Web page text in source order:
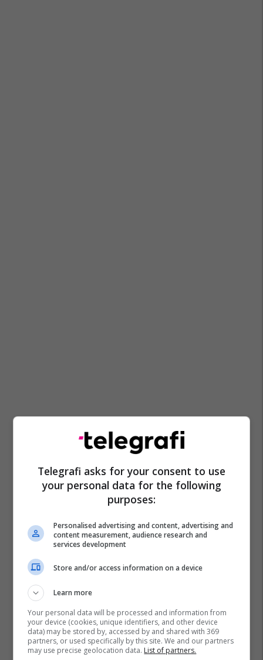
Telegrafi asks for your consent to use
your personal data for the following
purposes:
Personalised advertising and content, advertising and
content measurement, audience research and
services development
Store and/or access information on a device
Learn more
Your personal data will be processed and information from
your device (cookies, unique identifiers, and other device
data) may be stored by, accessed by and shared with 369
partners, or used specifically by this site. We and our partners
may use precise geolocation data. List of partners.